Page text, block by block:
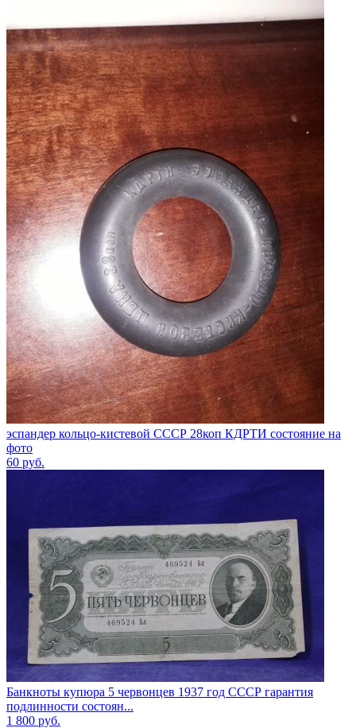
эспандер кольцо-кистевой СССР 28коп КДРТИ состояние на
фото
60 руб.
Банкноты купюра 5 червонцев 1937 год СССР гарантия
подлинности состоян...
1 800 руб.